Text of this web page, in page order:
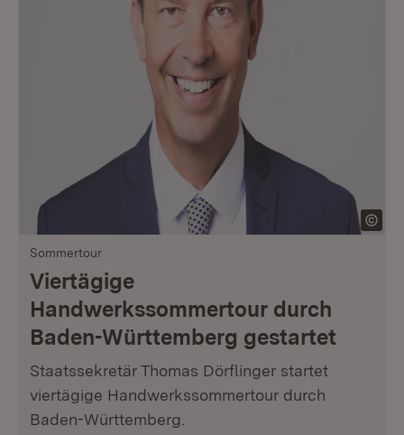
Sommertour
Viertägige
Handwerkssommertour durch
Baden-Württemberg gestartet
Staatssekretär Thomas Dörflinger startet
viertägige Handwerkssommertour durch
Baden-Württemberg.